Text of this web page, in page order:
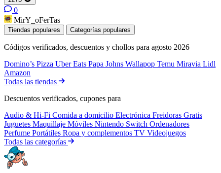
0
MirY_oFerTas
Tiendas populares Categorías populares
Códigos verificados, descuentos y chollos para agosto 2026
Domino’s Pizza Uber Eats Papa Johns Wallapop Temu Miravia Lidl
Amazon
Todas las tiendas
Descuentos verificados, cupones para
Audio & Hi-Fi Comida a domicilio Electrónica Freidoras Gratis
Juguetes Maquillaje Móviles Nintendo Switch Ordenadores
Perfume Portátiles Ropa y complementos TV Videojuegos
Todas las categorías